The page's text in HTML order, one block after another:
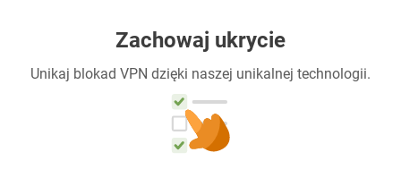
Zachowaj ukrycie
Unikaj blokad VPN dzięki naszej unikalnej technologii.